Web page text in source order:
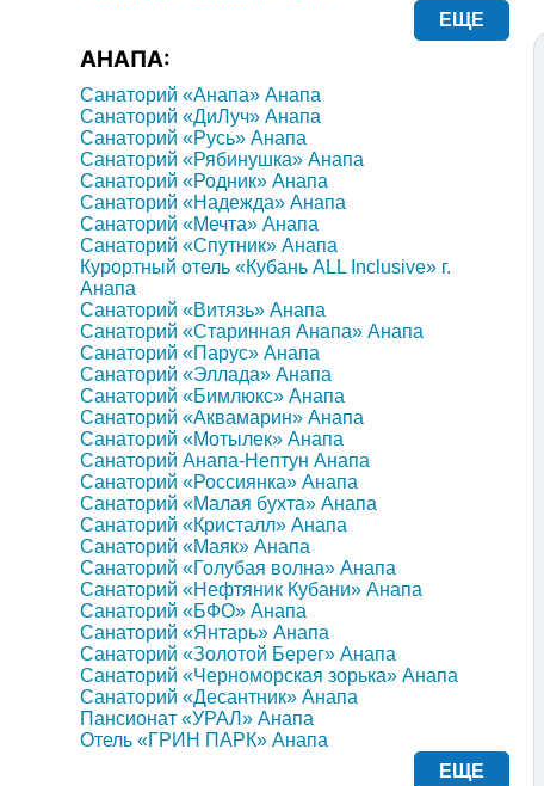
ЕЩЕ
АНАПА:
Санаторий «Анапа» Анапа
Санаторий «ДиЛуч» Анапа
Санаторий «Русь» Анапа
Санаторий «Рябинушка» Анапа
Санаторий «Родник» Анапа
Санаторий «Надежда» Анапа
Санаторий «Мечта» Анапа
Санаторий «Спутник» Анапа
Курортный отель «Кубань ALL Inclusive» г.
Анапа
Санаторий «Витязь» Анапа
Санаторий «Старинная Анапа» Анапа
Санаторий «Парус» Анапа
Санаторий «Эллада» Анапа
Санаторий «Бимлюкс» Анапа
Санаторий «Аквамарин» Анапа
Санаторий «Мотылек» Анапа
Санаторий Анапа-Нептун Анапа
Санаторий «Россиянка» Анапа
Санаторий «Малая бухта» Анапа
Санаторий «Кристалл» Анапа
Санаторий «Маяк» Анапа
Санаторий «Голубая волна» Анапа
Санаторий «Нефтяник Кубани» Анапа
Санаторий «БФО» Анапа
Санаторий «Янтарь» Анапа
Санаторий «Золотой Берег» Анапа
Санаторий «Черноморская зорька» Анапа
Санаторий «Десантник» Анапа
Пансионат «УРАЛ» Анапа
Отель «ГРИН ПАРК» Анапа
ЕЩЕ